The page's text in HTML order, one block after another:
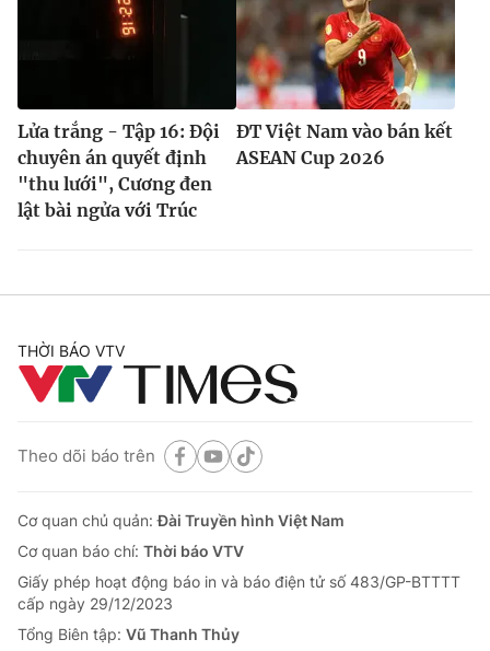
Lửa trắng - Tập 16: Đội
chuyên án quyết định
"thu lưới", Cương đen
lật bài ngửa với Trúc
ĐT Việt Nam vào bán kết
ASEAN Cup 2026
THỜI BÁO VTV
Theo dõi báo trên
Cơ quan chủ quản:Đài Truyền hình Việt Nam
Cơ quan báo chí: Thời báo VTV
Giấy phép hoạt động báo in và báo điện tử số 483/GP-BTTTT
cấp ngày 29/12/2023
Tổng Biên tập: Vũ Thanh Thủy